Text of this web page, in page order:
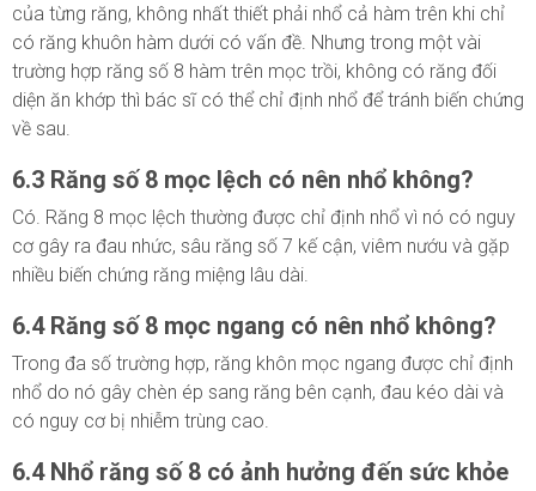
của từng răng, không nhất thiết phải nhổ cả hàm trên khi chỉ
có răng khuôn hàm dưới có vấn đề. Nhưng trong một vài
trường hợp răng số 8 hàm trên mọc trồi, không có răng đối
diện ăn khớp thì bác sĩ có thể chỉ định nhổ để tránh biến chứng
về sau.
6.3 Răng số 8 mọc lệch có nên nhổ không?
Có. Răng 8 mọc lệch thường được chỉ định nhổ vì nó có nguy
cơ gây ra đau nhức, sâu răng số 7 kế cận, viêm nướu và gặp
nhiều biến chứng răng miệng lâu dài.
6.4 Răng số 8 mọc ngang có nên nhổ không?
Trong đa số trường hợp, răng khôn mọc ngang được chỉ định
nhổ do nó gây chèn ép sang răng bên cạnh, đau kéo dài và
có nguy cơ bị nhiễm trùng cao.
6.4 Nhổ răng số 8 có ảnh hưởng đến sức khỏe